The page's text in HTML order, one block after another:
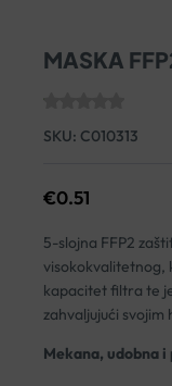
MASKA
SKU: C010313
€0.51
5-slojna FFP2
visokokvalitetnog,
kapacitet filtra te
zahvaljujući
Mekana, udobna i